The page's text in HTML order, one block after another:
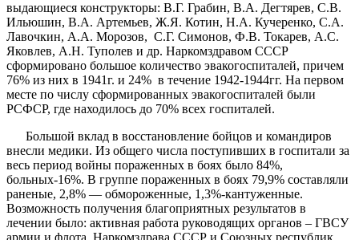
выдающиеся конструкторы: В.Г. Грабин, В.А. Дегтярев, С.В.
Ильюшин, В.А. Артемьев, Ж.Я. Котин, Н.А. Кучеренко, С.А.
Лавочкин, А.А. Морозов, С.Г. Симонов, Ф.В. Токарев, А.С.
Яковлев, А.Н. Туполев и др. Наркомздравом СССР
сформировано большое количество эвакогоспиталей, причем
76% из них в 1941г. и 24% в течение 1942-1944гг. На первом
месте по числу сформированных эвакогоспиталей были
РСФСР, где находилось до 70% всех госпиталей.
Большой вклад в восстановление бойцов и командиров
внесли медики. Из общего числа поступивших в госпитали за
весь период войны пораженных в боях было 84%,
больных-16%. В группе пораженных в боях 79,9% составляли
раненые, 2,8% — обмороженные, 1,3%-кантуженные.
Возможность получения благоприятных результатов в
лечении было: активная работа руководящих органов – ГВСУ
армии и флота, Наркомздрава СССР и Союзных республик.